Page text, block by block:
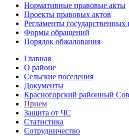
Нормативные правовые акты
Проекты правовых актов
Регламенты
Формы обращений
Порядок обжалования
Главная
О районе
Сельские поселения
Документы
Красногорский районный
Прием
Защита от ЧС
Статистика
Сотрудничество